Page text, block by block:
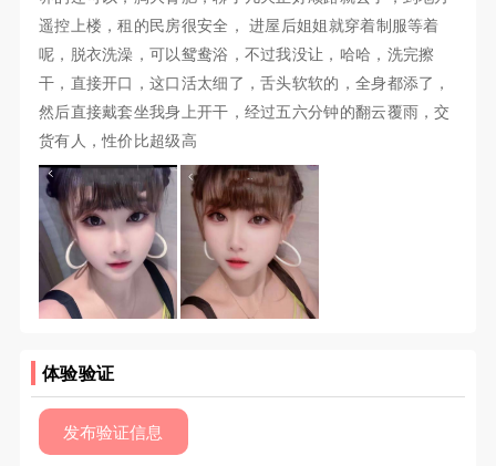
遥控上楼，租的民房很安全， 进屋后姐姐就穿着制服等着
呢，脱衣洗澡，可以鸳鸯浴，不过我没让，哈哈，洗完擦
干，直接开口，这口活太细了，舌头软软的，全身都添了，
然后直接戴套坐我身上开干，经过五六分钟的翻云覆雨，交
货有人，性价比超级高
体验验证
发布验证信息